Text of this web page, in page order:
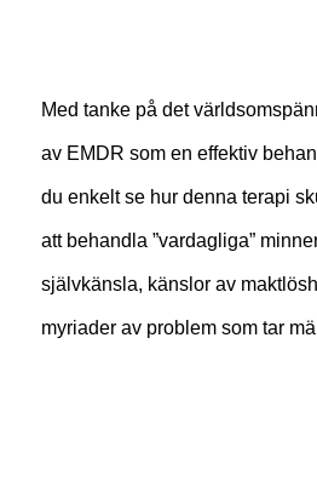
Med tanke på det
av EMDR som en effektiv
du enkelt se hur denna terapi
att behandla ”vardagliga”
självkänsla, känslor av
myriader av problem som tar